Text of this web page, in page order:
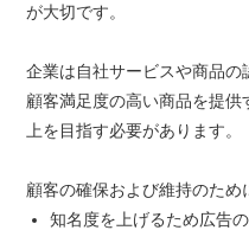
が大切です。
企業は自社サービスや商品の
顧客満足度の高い商品を提
上を目指す必要があります。
顧客の確保および維持のため
知名度を上げるため広告